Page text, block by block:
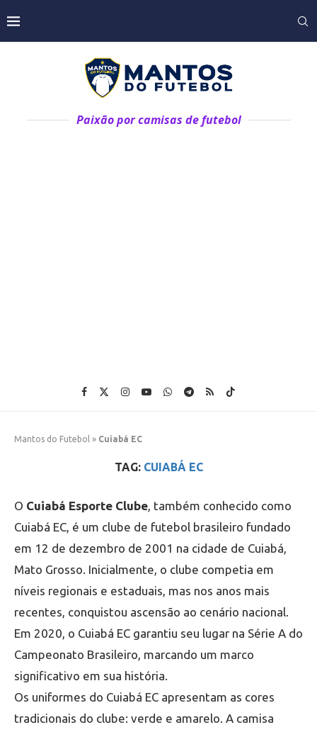
Paixão por camisas de futebol
Mantos do Futebol » Cuiabá EC
TAG: CUIABÁ EC
O Cuiabá Esporte Clube, também conhecido como
Cuiabá EC, é um clube de futebol brasileiro fundado
em 12 de dezembro de 2001 na cidade de Cuiabá,
Mato Grosso. Inicialmente, o clube competia em
níveis regionais e estaduais, mas nos anos mais
recentes, conquistou ascensão ao cenário nacional.
Em 2020, o Cuiabá EC garantiu seu lugar na Série A do
Campeonato Brasileiro, marcando um marco
significativo em sua história.
Os uniformes do Cuiabá EC apresentam as cores
tradicionais do clube: verde e amarelo. A camisa